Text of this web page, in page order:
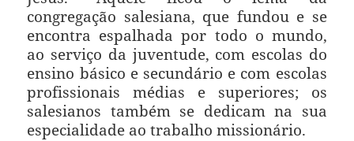
congregação salesiana, que fundou e se
encontra espalhada por todo o mundo,
ao serviço da juventude, com escolas do
ensino básico e secundário e com escolas
profissionais médias e superiores; os
salesianos também se dedicam na sua
especialidade ao trabalho missionário.